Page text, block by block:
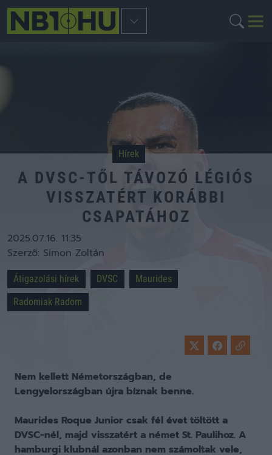
Hírek
A DVSC-TŐL TÁVOZÓ LÉGIÓS
VISSZATÉRT KORÁBBI
CSAPATÁHOZ
2025.07.16. 11:35
Szerző: Simon Zoltán
Átigazolási hírek DVSC
Maurides
Radomiak Radom
Nem kellett Németországban, de
Lengyelországban újra bíznak benne.
Maurides Roque Junior csak fél évet töltött a
DVSC-nél, majd visszatért a német St. Paulihoz. A
hamburgi klubnál azonban nem számoltak vele,